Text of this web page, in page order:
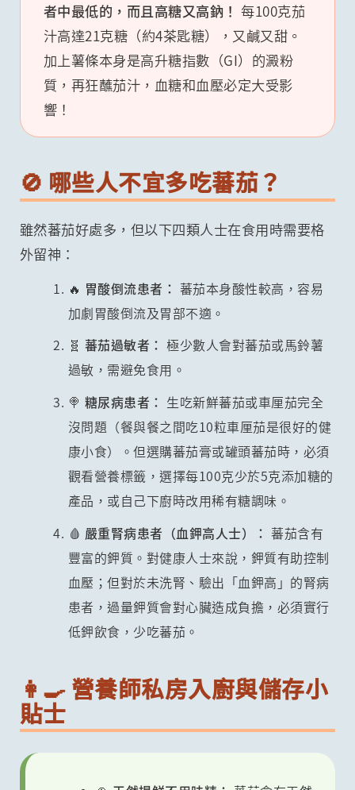
者中最低的，而且高糖又高鈉！ 每100克茄
汁高達21克糖（約4茶匙糖），又鹹又甜。
加上薯條本身是高升糖指數（GI）的澱粉
質，再狂蘸茄汁，血糖和血壓必定大受影
響！
🚫 哪些人不宜多吃蕃茄？
雖然蕃茄好處多，但以下四類人士在食用時需要格
外留神：
🔥 胃酸倒流患者： 蕃茄本身酸性較高，容易
加劇胃酸倒流及胃部不適。
🧬 蕃茄過敏者： 極少數人會對蕃茄或馬鈴薯
過敏，需避免食用。
🍭 糖尿病患者： 生吃新鮮蕃茄或車厘茄完全
沒問題（餐與餐之間吃10粒車厘茄是很好的健
康小食）。但選購蕃茄膏或罐頭蕃茄時，必須
觀看營養標籤，選擇每100克少於5克添加糖的
產品，或自己下廚時改用稀有糖調味。
🩸 嚴重腎病患者（血鉀高人士）： 蕃茄含有
豐富的鉀質。對健康人士來說，鉀質有助控制
血壓；但對於未洗腎、驗出「血鉀高」的腎病
患者，過量鉀質會對心臟造成負擔，必須實行
低鉀飲食，少吃蕃茄。
👩‍🍳 營養師私房入廚與儲存小
貼士